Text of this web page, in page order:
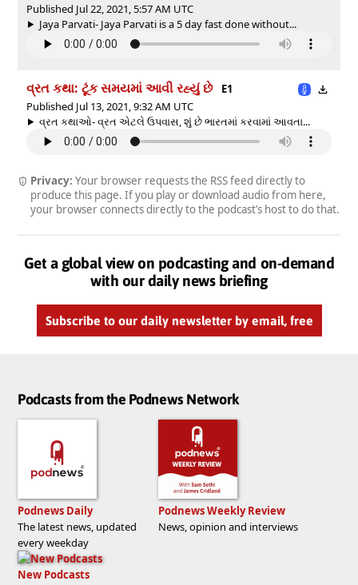
Published Jul 22, 2021, 5:57 AM UTC
Jaya Parvati- Jaya Parvati is a 5 day fast done without...
વ્રત કથા: ટૂંક સમયમાં આવી રહ્યું છે
E1
Published Jul 13, 2021, 9:32 AM UTC
વ્રત કથાઓ- વ્રત એટલે ઉપવાસ, શું છે ભારતમાં કરવામાં આવતા...
Privacy: Your browser requests the RSS feed directly to
produce this page. If you play or download audio from here,
your browser connects directly to the podcast’s host to do that.
Get a global view on podcasting and on-demand
with our daily news briefing
Subscribe to our daily newsletter by email, free
Podcasts from the Podnews Network
Podnews Daily
The latest news, updated
every weekday
Podnews Weekly Review
News, opinion and interviews
New Podcasts